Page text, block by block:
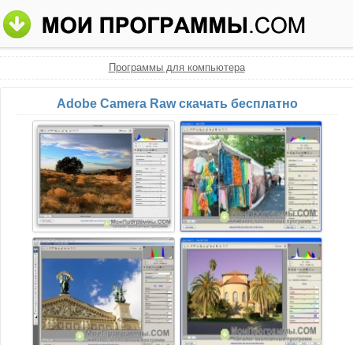
Программы для компьютера
Adobe Camera Raw скачать бесплатно